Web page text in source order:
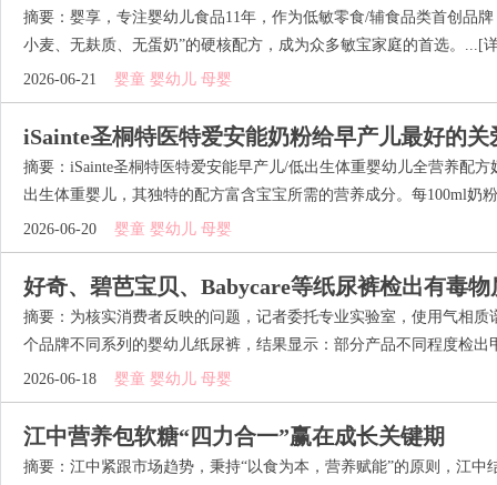
摘要：婴享，专注婴幼儿食品11年，作为低敏零食/辅食品类首创品
小麦、无麸质、无蛋奶”的硬核配方，成为众多敏宝家庭的首选。... [
2026-06-21 婴童 婴幼儿 母婴
iSainte圣桐特医特爱安能奶粉给早产儿最好的关
摘要：iSainte圣桐特医特爱安能早产儿/低出生体重婴幼儿全营养配
出生体重婴儿，其独特的配方富含宝宝所需的营养成分。每100ml奶
2026-06-20 婴童 婴幼儿 母婴
好奇、碧芭宝贝、Babycare等纸尿裤检出有毒物
摘要：为核实消费者反映的问题，记者委托专业实验室，使用气相
个品牌不同系列的婴幼儿纸尿裤，结果显示：部分产品不同程度检出
2026-06-18 婴童 婴幼儿 母婴
江中营养包软糖“四力合一”赢在成长关键期
摘要：江中紧跟市场趋势，秉持“以食为本，营养赋能”的原则，江中